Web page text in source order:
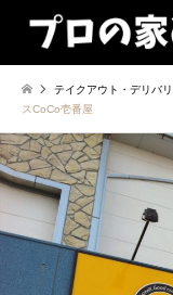
テイクアウト・デリバ
スCoCo壱番屋